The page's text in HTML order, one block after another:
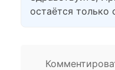
остаётся только